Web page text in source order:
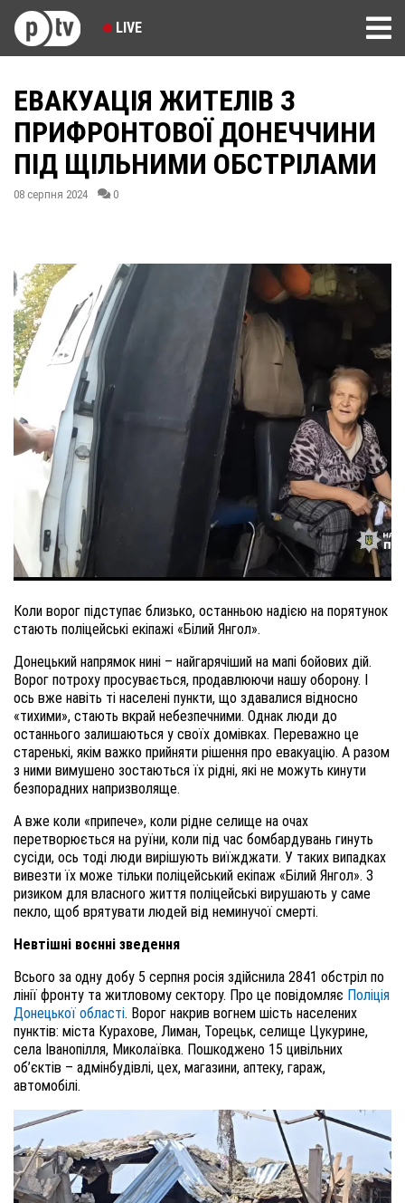
LIVE
ЕВАКУАЦІЯ ЖИТЕЛІВ З
ПРИФРОНТОВОЇ ДОНЕЧЧИНИ
ПІД ЩІЛЬНИМИ ОБСТРІЛАМИ
08 серпня 2024 0
Коли ворог підступає близько, останньою надією на порятунок
стають поліцейські екіпажі «Білий Янгол».
Донецький напрямок нині – найгарячіший на мапі бойових дій.
Ворог потроху просувається, продавлюючи нашу оборону. І
ось вже навіть ті населені пункти, що здавалися відносно
«тихими», стають вкрай небезпечними. Однак люди до
останнього залишаються у своїх домівках. Переважно це
старенькі, якім важко прийняти рішення про евакуацію. А разом
з ними вимушено зостаються їх рідні, які не можуть кинути
безпорадних напризволяще.
А вже коли «припече», коли рідне селище на очах
перетворюється на руїни, коли під час бомбардувань гинуть
сусіди, ось тоді люди вирішують виїжджати. У таких випадках
вивезти їх може тільки поліцейський екіпаж «Білий Янгол». З
ризиком для власного життя поліцейські вирушають у саме
пекло, щоб врятувати людей від неминучої смерті.
Невтішні воєнні зведення
Всього за одну добу 5 серпня росія здійснила 2841 обстріл по
лінії фронту та житловому сектору. Про це повідомляє Поліція
Донецької області. Ворог накрив вогнем шість населених
пунктів: міста Курахове, Лиман, Торецьк, селище Цукурине,
села Іванопілля, Миколаївка. Пошкоджено 15 цивільних
об’єктів – адмінбудівлі, цех, магазини, аптеку, гараж,
автомобілі.